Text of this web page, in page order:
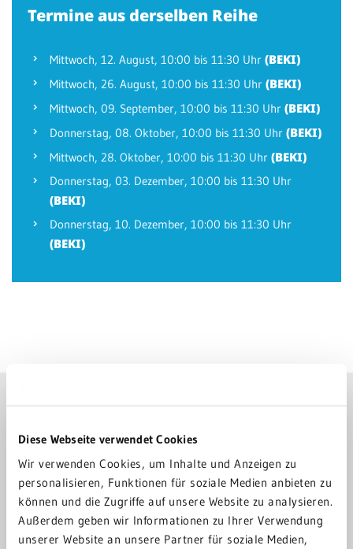
Diese Webseite verwendet Cookies
Wir verwenden Cookies, um Inhalte und Anzeigen zu
personalisieren, Funktionen für soziale Medien anbieten zu
können und die Zugriffe auf unsere Website zu analysieren.
Außerdem geben wir Informationen zu Ihrer Verwendung
unserer Website an unsere Partner für soziale Medien,
Termine aus derselben Reihe
Mittwoch, 12. August, 10:00 bis 11:30 Uhr (BEKI)
Mittwoch, 26. August, 10:00 bis 11:30 Uhr (BEKI)
Mittwoch, 09. September, 10:00 bis 11:30 Uhr (BEKI)
Donnerstag, 08. Oktober, 10:00 bis 11:30 Uhr (BEKI)
Mittwoch, 28. Oktober, 10:00 bis 11:30 Uhr (BEKI)
Donnerstag, 03. Dezember, 10:00 bis 11:30 Uhr
(BEKI)
Donnerstag, 10. Dezember, 10:00 bis 11:30 Uhr
(BEKI)
klinik-eberbach@grn.de
Scheuerbergstraße 3
69412 Eberbach